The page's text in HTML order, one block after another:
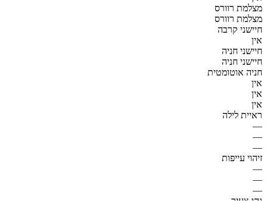
מצלמת רוורס
מצלמת רוורס
חיישני קרבה
אין
חיישני חניה
חיישני חניה
חניה אוטומטית
אין
אין
אין
ראיית לילה
—
—
—
זיהוי עייפות
—
—
—